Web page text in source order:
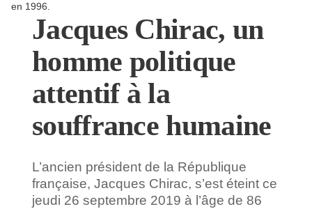
en 1996.
Jacques Chirac, un
homme politique
attentif à la
souffrance humaine
L’ancien président de la République
française, Jacques Chirac, s’est éteint ce
jeudi 26 septembre 2019 à l’âge de 86